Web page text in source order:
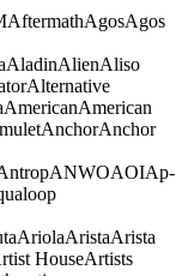
AftermathAgosAgos
AladinAlienAliso
Alternative
AmericanAmerican
AnchorAnchor
ANWOAOIAp-
AriolaAristaArista
HouseArtists